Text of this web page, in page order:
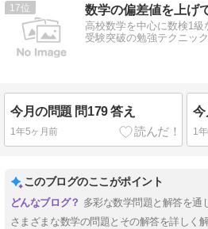
17 数学の偏差値を上げ
高校数学を中心に数検1
受験突破の勉強テクニッ
今月の問題 問179 答え
1年5ヶ月前
今
1
このブログのここがポイント
多彩な数学問題と解答を通
さまざまな数学の問題とその解答を詳しく